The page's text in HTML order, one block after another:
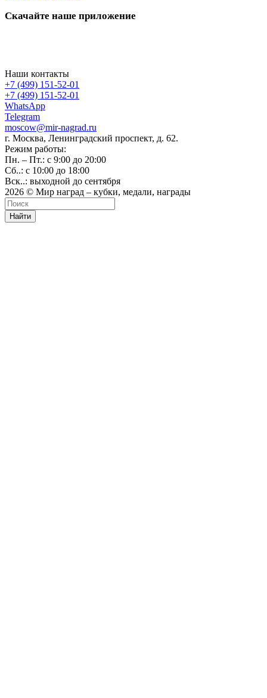
Скачайте наше приложение
Наши контакты
+7 (499) 151-52-01
+7 (499) 151-52-01
WhatsApp
Telegram
moscow@mir-nagrad.ru
г. Москва, Ленинградский проспект, д. 62.
Режим работы:
Пн. – Пт.: с 9:00 до 20:00
Сб..: с 10:00 до 18:00
Вск..: выходной до сентября
2026 © Мир наград – кубки, медали, награды
Найти